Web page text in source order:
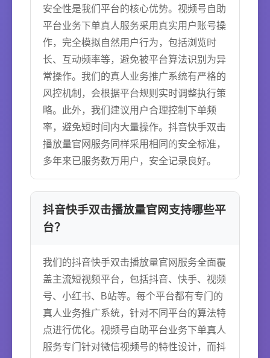
安全性是我们平台的核心优势。视频号自助
平台业务下单真人服务采用真实用户账号操
作，完全模拟自然用户行为，包括浏览时
长、互动频率等，避免被平台算法识别为异
常操作。我们的真人业务推广系统有严格的
风控机制，会根据平台规则实时调整执行策
略。此外，我们建议用户合理控制下单频
率，避免短时间内大量操作。抖音快手双击
播放量官网服务同样采用相同的安全标准，
多年来已服务数万用户，安全记录良好。
抖音快手双击播放量官网支持哪些平
台？
我们的抖音快手双击播放量官网服务全面覆
盖主流短视频平台，包括抖音、快手、视频
号、小红书、B站等。每个平台都有专门的
真人业务推广系统，针对不同平台的算法特
点进行优化。视频号自助平台业务下单真人
服务专门针对微信视频号的特性设计，而抖